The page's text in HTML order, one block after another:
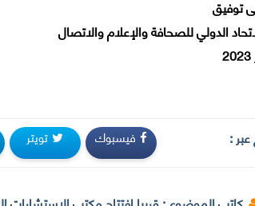
توفيق
الدولي للصحافة والإعلام والاتصال
: فيسبوك تويتر